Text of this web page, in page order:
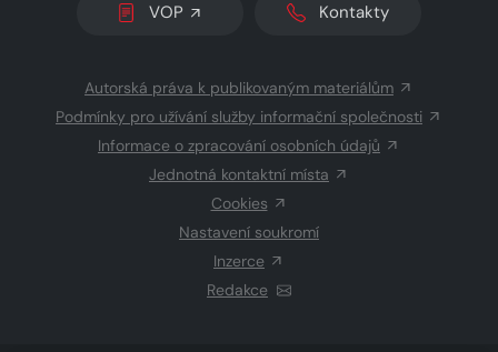
VOP Kontakty
Autorská práva k publikovaným materiálům
Podmínky pro užívání služby informační společnosti
Informace o zpracování osobních údajů
Jednotná kontaktní místa
Cookies
Nastavení soukromí
Inzerce
Redakce